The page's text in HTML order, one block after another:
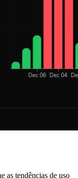
as tendências de uso